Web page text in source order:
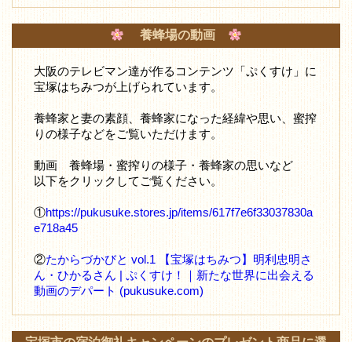
養蜂場の動画
大阪のテレビマン達が作るコンテンツ「ぷくすけ」に
宝塚はちみつが上げられています。
養蜂家と妻の素顔、養蜂家になった経緯や思い、蜜搾
りの様子などをご覧いただけます。
動画 養蜂場・蜜搾りの様子・養蜂家の思いなど
以下をクリックしてご覧ください。
①https://pukusuke.stores.jp/items/617f7e6f33037830a
e718a45
②たからづかびと vol.1 【宝塚はちみつ】明利忠明さ
ん・ひかるさん | ぷくすけ！｜新たな世界に出会える
動画のデパート (pukusuke.com)